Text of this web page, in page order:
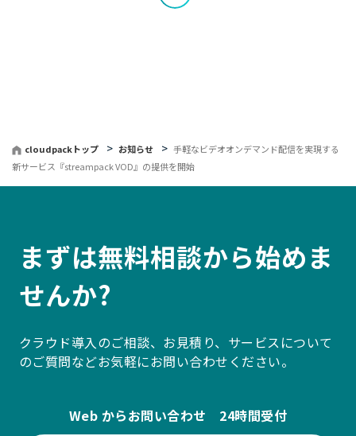
cloudpackトップ お知らせ
手軽なビデオオンデマンド配信を実現する
新サービス『streampack VOD』の提供を開始
まずは無料相談から始めま
せんか?
クラウド導入のご相談、お見積り、サービスについて
のご質問などお気軽にお問い合わせください。
Web からお問い合わせ 24時間受付